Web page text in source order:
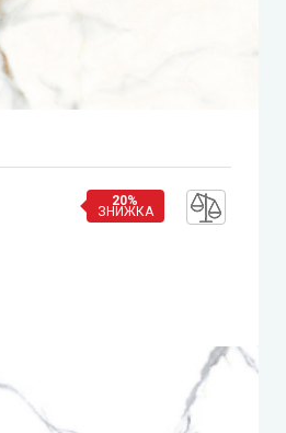
20%
ЗНИЖКА